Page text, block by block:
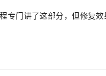
专门讲了这部分，但修复